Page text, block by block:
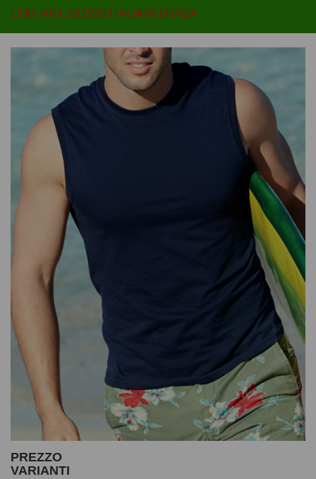
COD. ART. 612220 ITALIA IN DIVISA
PREZZO
VARIANTI